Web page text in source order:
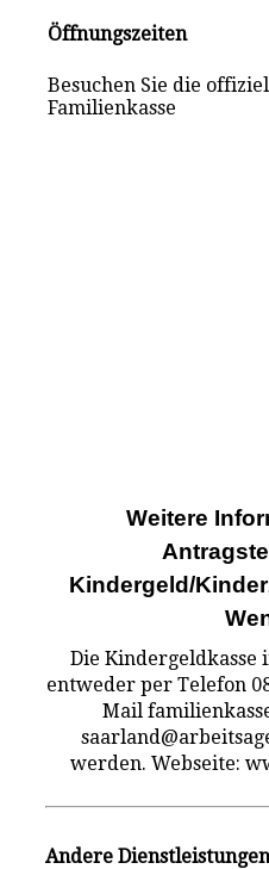
Öffnungszeiten
Besuchen Sie die
Familienkasse
Weitere
Kindergeld/
Die Kindergeldkasse
entweder per Telefon
Mail
werden. Webseite:
Andere